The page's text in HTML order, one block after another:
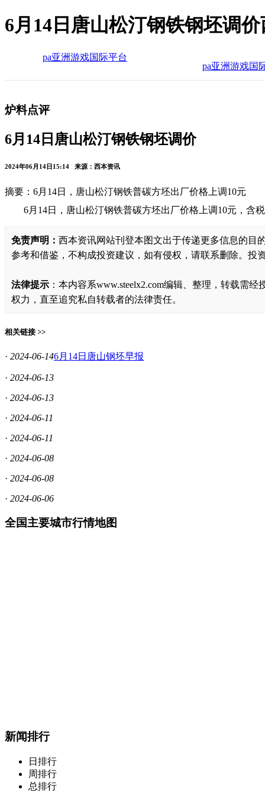
6月14日唐山松汀钢铁钢坯调
pa亚洲游戏国际平台
pa亚洲游戏国
炉料点评
6月14日唐山松汀钢铁钢坯调价
2024年06月14日15:14 来源：西本资讯
摘要：​6月14日，唐山松汀钢铁普碳方坯出厂价格上调10元
6月14日，唐山松汀钢铁普碳方坯出厂价格上调10元，含
免责声明： 西本资讯网站刊登本图文出于传递更多信息的目
参考和借鉴，不构成投资建议，如有侵权，请联系删除。投
法律提示 ：本内容系www.steelx2.com编辑、整理，转载需
权力，直至追究私自转载者的法律责任。
相关链接 >>
· 2024-06-146月14日唐山钢坯早报
· 2024-06-13
· 2024-06-13
· 2024-06-11
· 2024-06-11
· 2024-06-08
· 2024-06-08
· 2024-06-06
全国主要城市行情地图
新闻排行
日排行
周排行
总排行